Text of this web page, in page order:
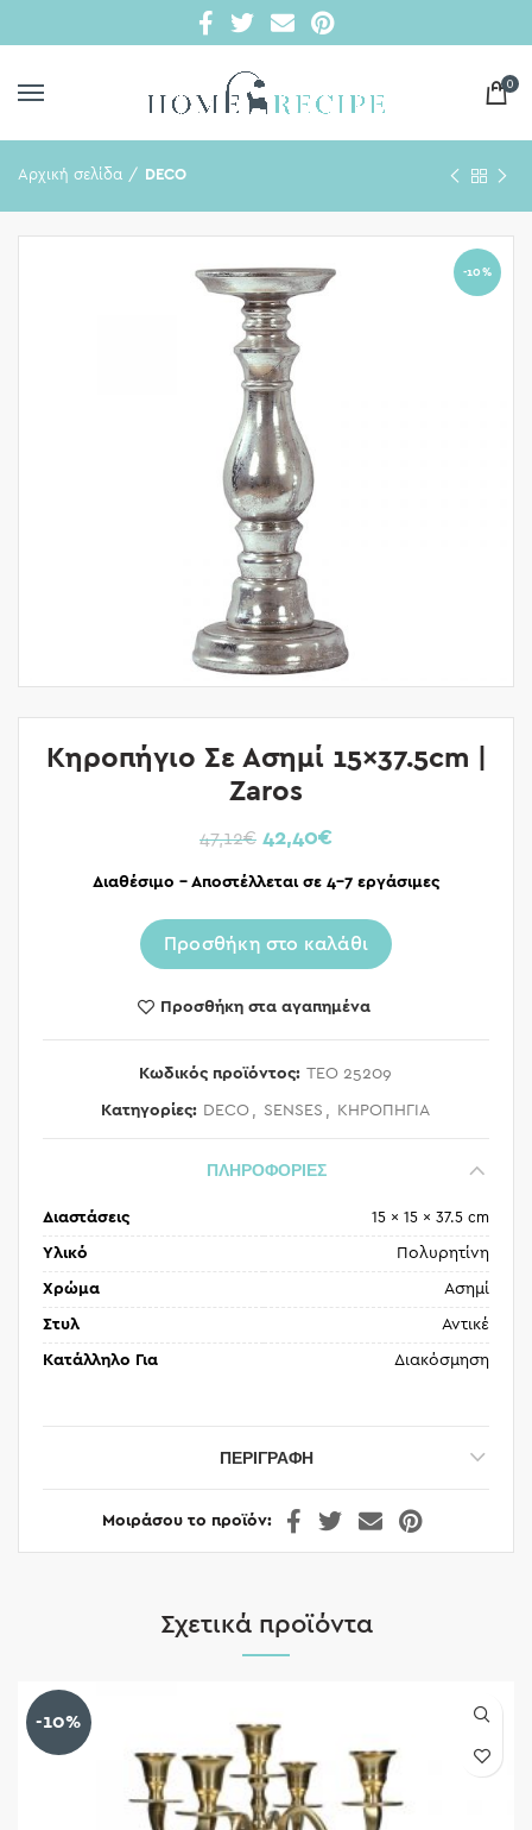
0
Αρχική σελίδα DECO
-10%
Κηροπήγιο Σε Ασημί 15×37.5cm |
Zaros
47,12€ 42,40€
Διαθέσιμο – Αποστέλλεται σε 4-7 εργάσιμες
Προσθήκη στο καλάθι
Προσθήκη στα αγαπημένα
Κωδικός προϊόντος: TEO 25209
Κατηγορίες: DECO , SENSES , ΚΗΡΟΠΗΓΙΑ
ΠΛΗΡΟΦΟΡΙΕΣ
Διαστάσεις 15 × 15 × 37.5 cm
Υλικό Πολυρητίνη
Χρώμα Ασημί
Στυλ Αντικέ
Κατάλληλο Για Διακόσμηση
ΠΕΡΙΓΡΑΦΉ
Μοιράσου το προϊόν
Σχετικά προϊόντα
-10%